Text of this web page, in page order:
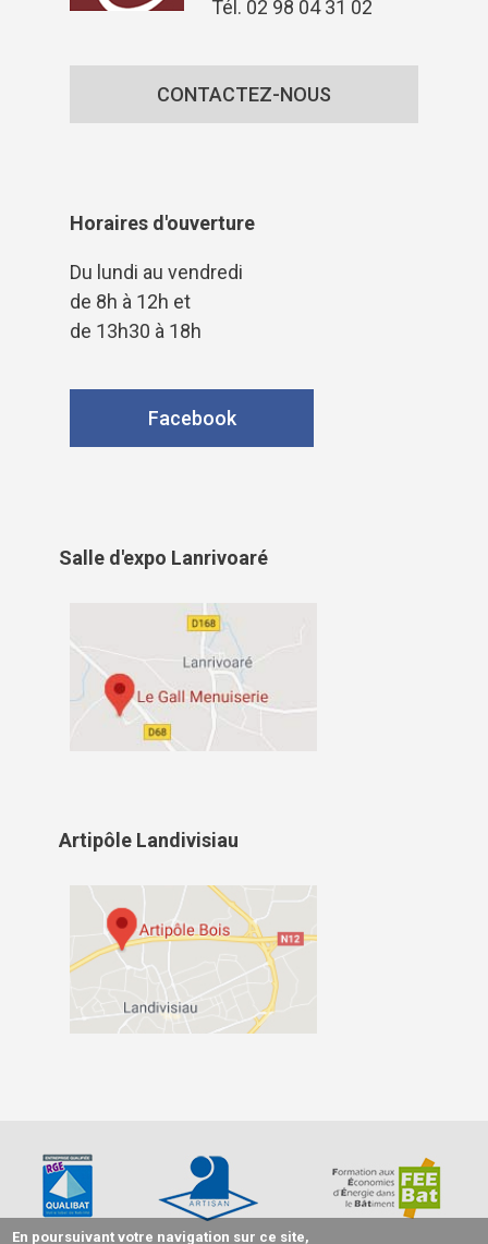
Tél. 02 98 04 31 02
CONTACTEZ-NOUS
Horaires d'ouverture
Du lundi au vendredi
de 8h à 12h et
de 13h30 à 18h
Facebook
Salle d'expo Lanrivoaré
Artipôle Landivisiau
En poursuivant votre navigation sur ce site,